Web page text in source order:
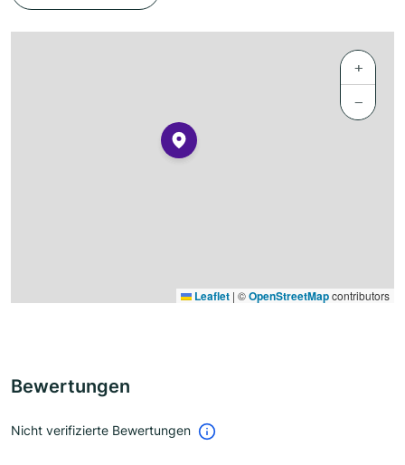
+
−
Leaflet | ©OpenStreetMapcontributors
Bewertungen
Nicht verifizierte Bewertungen